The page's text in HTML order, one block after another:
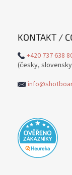
KONTAKT /
+420 737 638
(česky,